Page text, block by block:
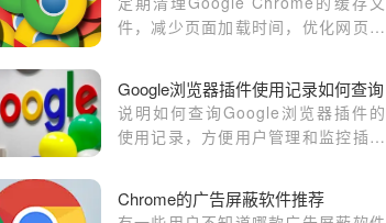
件，减少页面加载时间，优化网页响
Google浏览器插件使用记录如何查询
说明如何查询Google浏览器插件的
使用记录，方便用户管理和监控插件
Chrome的广告屏蔽软件推荐